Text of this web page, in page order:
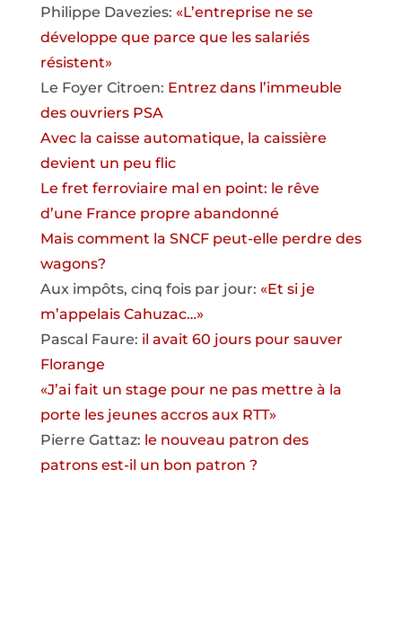
Philippe Davezies: «L’entreprise ne se
développe que parce que les salariés
résistent»
Le Foyer Citroen: Entrez dans l’immeuble
des ouvriers PSA
Avec la caisse automatique, la caissière
devient un peu flic
Le fret ferroviaire mal en point: le rêve
d’une France propre abandonné
Mais comment la SNCF peut-elle perdre des
wagons?
Aux impôts, cinq fois par jour: «Et si je
m’appelais Cahuzac…»
Pascal Faure: il avait 60 jours pour sauver
Florange
«J’ai fait un stage pour ne pas mettre à la
porte les jeunes accros aux RTT»
Pierre Gattaz: le nouveau patron des
patrons est-il un bon patron ?